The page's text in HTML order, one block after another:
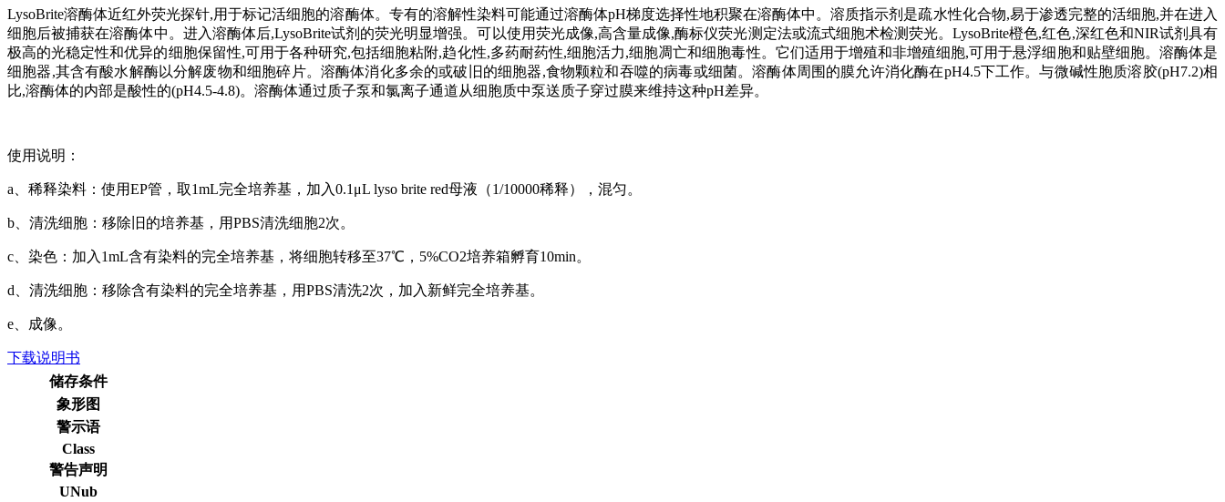
LysoBrite溶酶体近红外荧光探针,用于标记活细胞的溶酶体。专有的溶解性染料可能通过溶酶体pH梯度选择性地积聚在溶酶体中。溶质指示剂是疏水性化合物,易于渗透完整的活细胞,并在进入
细胞后被捕获在溶酶体中。进入溶酶体后,LysoBrite试剂的荧光明显增强。可以使用荧光成像,高含量成像,酶标仪荧光测定法或流式细胞术检测荧光。LysoBrite橙色,红色,深红色和NIR试剂具有
极高的光稳定性和优异的细胞保留性,可用于各种研究,包括细胞粘附,趋化性,多药耐药性,细胞活力,细胞凋亡和细胞毒性。它们适用于增殖和非增殖细胞,可用于悬浮细胞和贴壁细胞。溶酶体是
细胞器,其含有酸水解酶以分解废物和细胞碎片。溶酶体消化多余的或破旧的细胞器,食物颗粒和吞噬的病毒或细菌。溶酶体周围的膜允许消化酶在pH4.5下工作。与微碱性胞质溶胶(pH7.2)相
比,溶酶体的内部是酸性的(pH4.5-4.8)。溶酶体通过质子泵和氯离子通道从细胞质中泵送质子穿过膜来维持这种pH差异。
使用说明：
a、稀释染料：使用EP管，取1mL完全培养基，加入0.1μL lyso brite red母液（1/10000稀释），混匀。
b、清洗细胞：移除旧的培养基，用PBS清洗细胞2次。
c、染色：加入1mL含有染料的完全培养基，将细胞转移至37℃，5%CO2培养箱孵育10min。
d、清洗细胞：移除含有染料的完全培养基，用PBS清洗2次，加入新鲜完全培养基。
e、成像。
下载说明书
储存条件
象形图
警示语
Class
警告声明
UNub